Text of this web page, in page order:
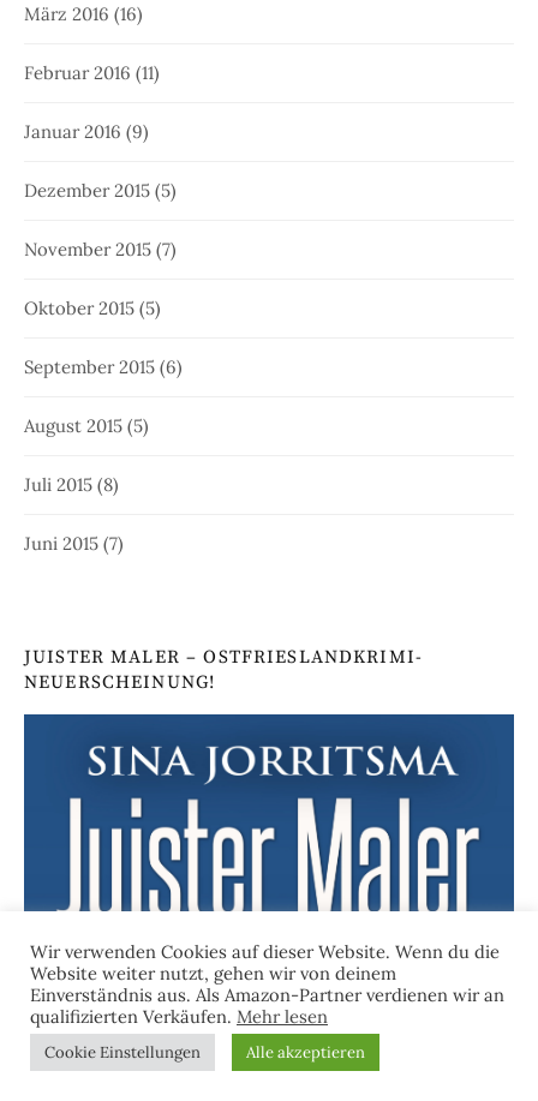
März 2016 (16)
Februar 2016 (11)
Januar 2016 (9)
Dezember 2015 (5)
November 2015 (7)
Oktober 2015 (5)
September 2015 (6)
August 2015 (5)
Juli 2015 (8)
Juni 2015 (7)
JUISTER MALER – OSTFRIESLANDKRIMI-
NEUERSCHEINUNG!
Wir verwenden Cookies auf dieser Website. Wenn du die
Website weiter nutzt, gehen wir von deinem
Einverständnis aus. Als Amazon-Partner verdienen wir an
qualifizierten Verkäufen. Mehr lesen
Cookie Einstellungen Alle akzeptieren